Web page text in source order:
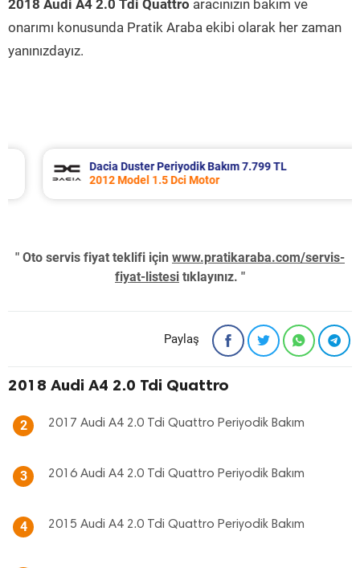
2018 Audi A4 2.0 Tdi Quattro aracınızın bakım ve
onarımı konusunda Pratik Araba ekibi olarak her zaman
yanınızdayız.
Dacia Duster Periyodik Bakım 7.799 TL
2012 Model 1.5 Dci Motor
" Oto servis fiyat teklifi için www.pratikaraba.com/servis-
fiyat-listesi tıklayınız. "
Paylaş
2018 Audi A4 2.0 Tdi Quattro
2 2017 Audi A4 2.0 Tdi Quattro Periyodik Bakım
3 2016 Audi A4 2.0 Tdi Quattro Periyodik Bakım
4 2015 Audi A4 2.0 Tdi Quattro Periyodik Bakım